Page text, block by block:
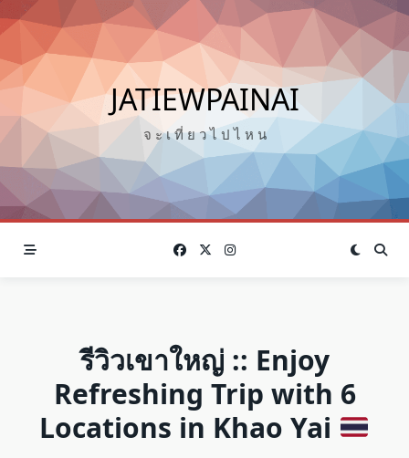
Skip
to
content
JATIEWPAINAI
จ ะ เ ที่ ย ว ไ ป ไ ห น
รีวิวเขาใหญ่ :: Enjoy
Refreshing Trip with 6
Locations in Khao Yai